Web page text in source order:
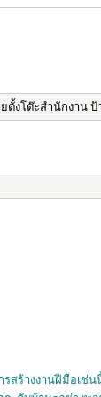
ตั้งโต๊ะสำนักงาน
ร้างงานฝีมือเช่